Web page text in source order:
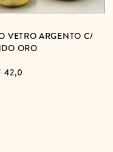
VETRO ARGENTO C/
ORO
42,0